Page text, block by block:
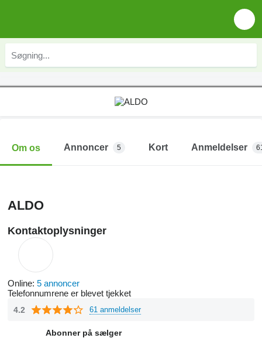
Om os Annoncer 5 Kort Anmeldelser
ALDO
Kontaktoplysninger
Online: 5 annoncer
Telefonnumrene er blevet tjekket
4.2 61 anmeldelser
Abonner på sælger